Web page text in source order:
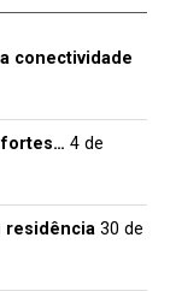
conectividade
fortes… 4 de
residência 30 de